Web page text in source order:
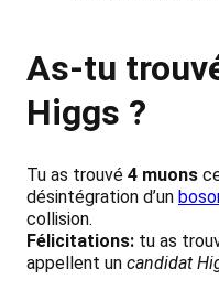
As-tu
Higgs ?
Tu as trouvé 4 muons
désintégration d’un
collision.
Félicitations: tu as
appellent un candidat